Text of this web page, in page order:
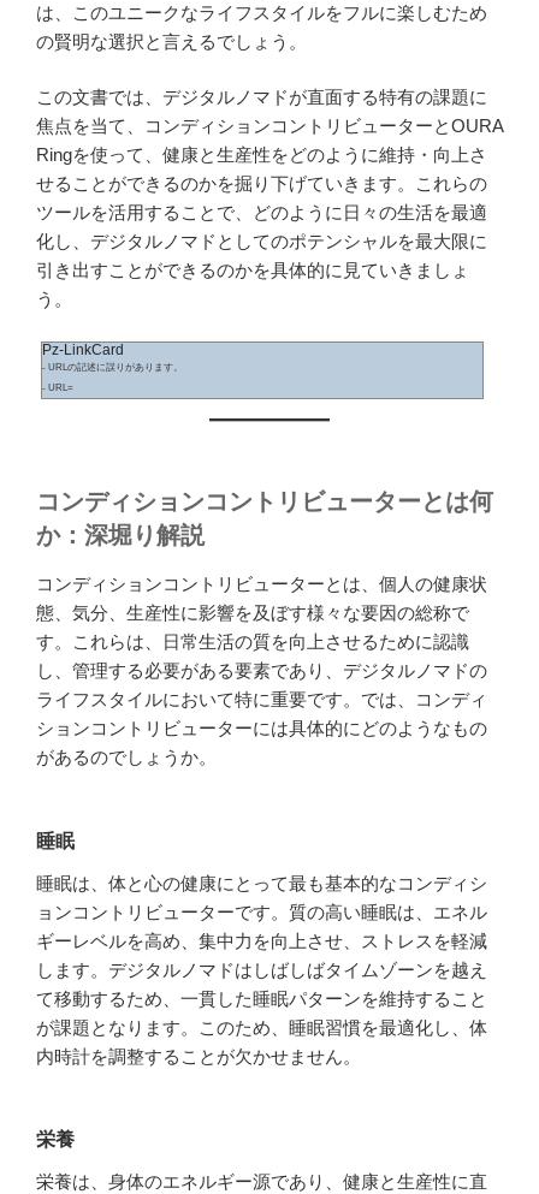
は、このユニークなライフスタイルをフルに楽しむため
の賢明な選択と言えるでしょう。
この文書では、デジタルノマドが直面する特有の課題に
焦点を当て、コンディションコントリビューターとOURA
Ringを使って、健康と生産性をどのように維持・向上さ
せることができるのかを掘り下げていきます。これらの
ツールを活用することで、どのように日々の生活を最適
化し、デジタルノマドとしてのポテンシャルを最大限に
引き出すことができるのかを具体的に見ていきましょ
う。
Pz-LinkCard
- URLの記述に誤りがあります。
- URL=
コンディションコントリビューターとは何
か：深堀り解説
コンディションコントリビューターとは、個人の健康状
態、気分、生産性に影響を及ぼす様々な要因の総称で
す。これらは、日常生活の質を向上させるために認識
し、管理する必要がある要素であり、デジタルノマドの
ライフスタイルにおいて特に重要です。では、コンディ
ションコントリビューターには具体的にどのようなもの
があるのでしょうか。
睡眠
睡眠は、体と心の健康にとって最も基本的なコンディシ
ョンコントリビューターです。質の高い睡眠は、エネル
ギーレベルを高め、集中力を向上させ、ストレスを軽減
します。デジタルノマドはしばしばタイムゾーンを越え
て移動するため、一貫した睡眠パターンを維持すること
が課題となります。このため、睡眠習慣を最適化し、体
内時計を調整することが欠かせません。
栄養
栄養は、身体のエネルギー源であり、健康と生産性に直